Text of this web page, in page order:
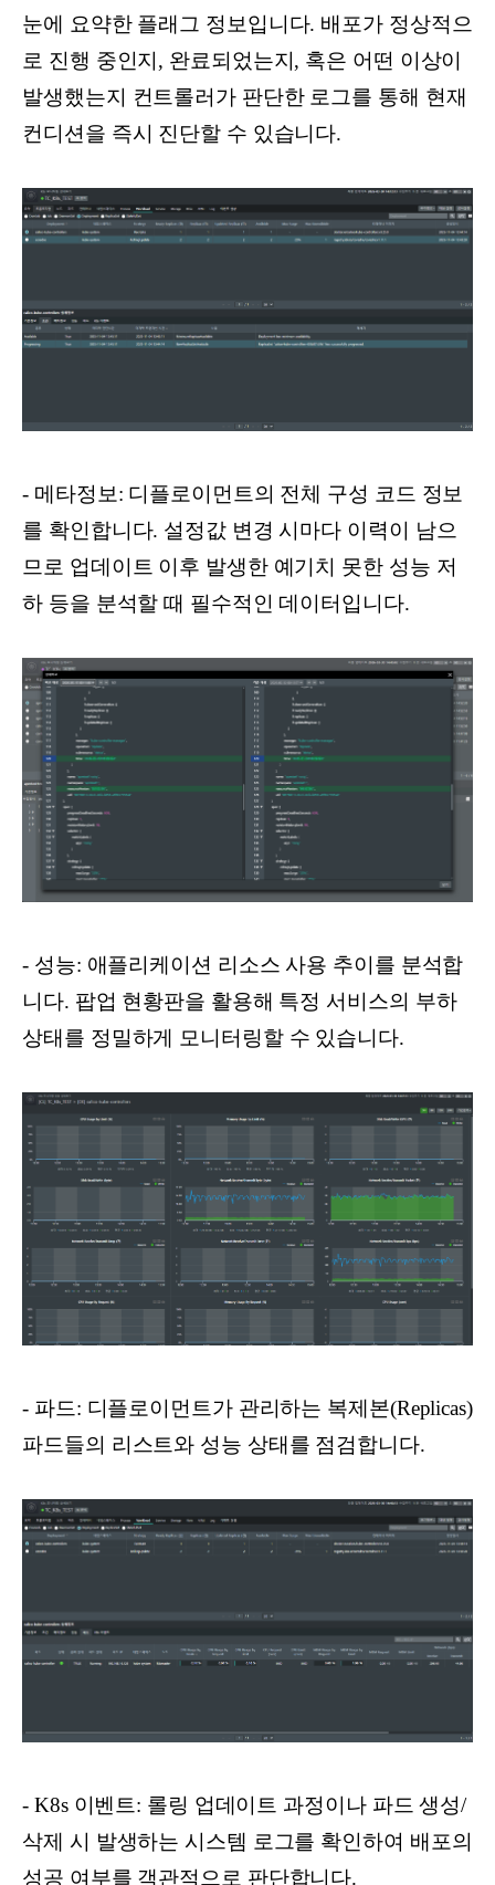
눈에 요약한 플래그 정보입니다. 배포가 정상적으
로 진행 중인지, 완료되었는지, 혹은 어떤 이상이
발생했는지 컨트롤러가 판단한 로그를 통해 현재
컨디션을 즉시 진단할 수 있습니다.
- 메타정보: 디플로이먼트의 전체 구성 코드 정보
를 확인합니다. 설정값 변경 시마다 이력이 남으
므로 업데이트 이후 발생한 예기치 못한 성능 저
하 등을 분석할 때 필수적인 데이터입니다.
- 성능: 애플리케이션 리소스 사용 추이를 분석합
니다. 팝업 현황판을 활용해 특정 서비스의 부하
상태를 정밀하게 모니터링할 수 있습니다.
- 파드: 디플로이먼트가 관리하는 복제본(Replicas)
파드들의 리스트와 성능 상태를 점검합니다.
- K8s 이벤트: 롤링 업데이트 과정이나 파드 생성/
삭제 시 발생하는 시스템 로그를 확인하여 배포의
성공 여부를 객관적으로 판단합니다.